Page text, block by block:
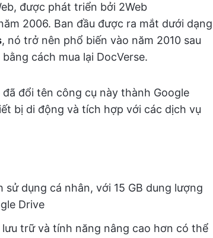
được phát triển bởi 2Web
2006. Ban đầu được ra mắt dưới dạng
, nó trở nên phổ biến vào năm 2010 sau
cách mua lại DocVerse.
đổi tên công cụ này thành Google
bị di động và tích hợp với các dịch vụ
dụng cá nhân, với 15 GB dung lượng
Drive
trữ và tính năng nâng cao hơn có thể